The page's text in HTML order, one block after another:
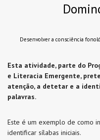
Desenvolver a consciência
Esta atividade, parte do
e Literacia Emergente,
atenção, a detetar e a
palavras.
Este é um exemplo de como
identificar sílabas iniciais.